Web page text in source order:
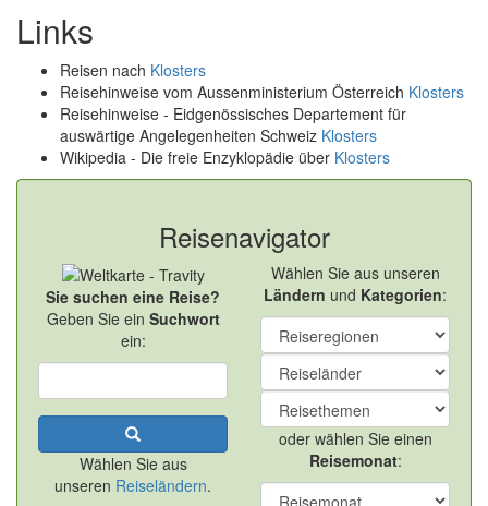
Links
Reisen nach Klosters
Reisehinweise vom Aussenministerium Österreich Klosters
Reisehinweise - Eidgenössisches Departement für
auswärtige Angelegenheiten Schweiz Klosters
Wikipedia - Die freie Enzyklopädie über Klosters
Reisenavigator
Sie suchen eine Reise?
Geben Sie ein Suchwort
ein:
Wählen Sie aus
unseren Reiseländern.
Wählen Sie aus unseren
Ländern und Kategorien:
oder wählen Sie einen
Reisemonat: